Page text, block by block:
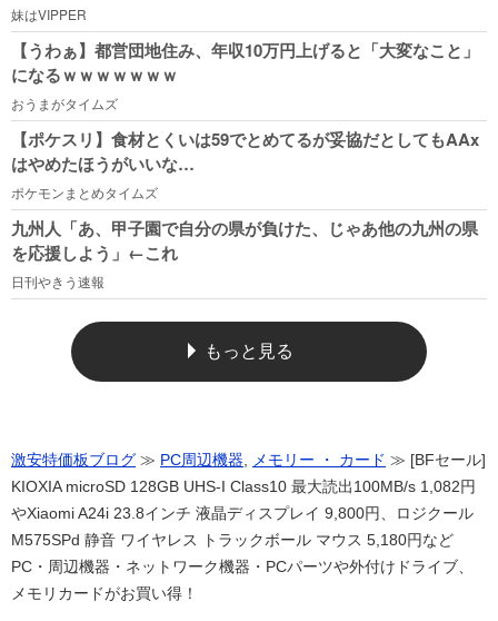
妹はVIPPER
【うわぁ】都営団地住み、年収10万円上げると「大変なこと」
になるｗｗｗｗｗｗｗ
おうまがタイムズ
【ポケスリ】食材とくいは59でとめてるが妥協だとしてもAAx
はやめたほうがいいな…
ポケモンまとめタイムズ
九州人「あ、甲子園で自分の県が負けた、じゃあ他の九州の県
を応援しよう」←これ
日刊やきう速報
もっと見る
激安特価板ブログ ≫ PC周辺機器, メモリー ・ カード ≫ [BFセール]
KIOXIA microSD 128GB UHS-I Class10 最大読出100MB/s 1,082円
やXiaomi A24i 23.8インチ 液晶ディスプレイ 9,800円、ロジクール
M575SPd 静音 ワイヤレス トラックボール マウス 5,180円など
PC・周辺機器・ネットワーク機器・PCパーツや外付けドライブ、
メモリカードがお買い得！